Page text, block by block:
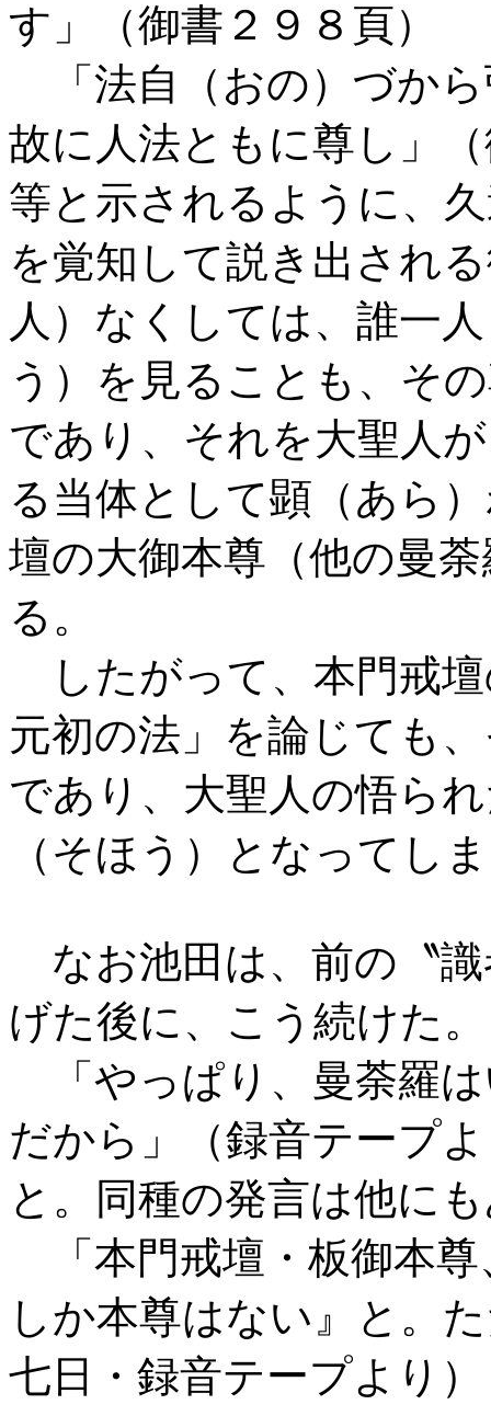
す」（御書２９８頁）
「法自（おの）づか
故に人法ともに尊し」
等と示されるように、
を覚知して説き出され
人）なくしては、誰一
う）を見ることも、そ
であり、それを大聖人
る当体として顕（あら
壇の大御本尊（他の曼
る。
したがって、本門戒
元初の法」を論じても
であり、大聖人の悟ら
（そほう）となってし
なお池田は、前の〝
げた後に、こう続けた。
「やっぱり、曼荼羅
だから」（録音テープ
と。同種の発言は他に
「本門戒壇・板御本尊
しか本尊はない』と。
七日・録音テープより）